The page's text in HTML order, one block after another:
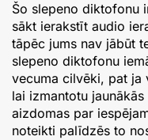
Šo slepeno diktofonu
sākt ierakstīt audio
tāpēc jums nav jābūt
slepeno diktofonu
vecuma cilvēki, pat ja
lai izmantotu
aizdomas par
noteikti palīdzēs to